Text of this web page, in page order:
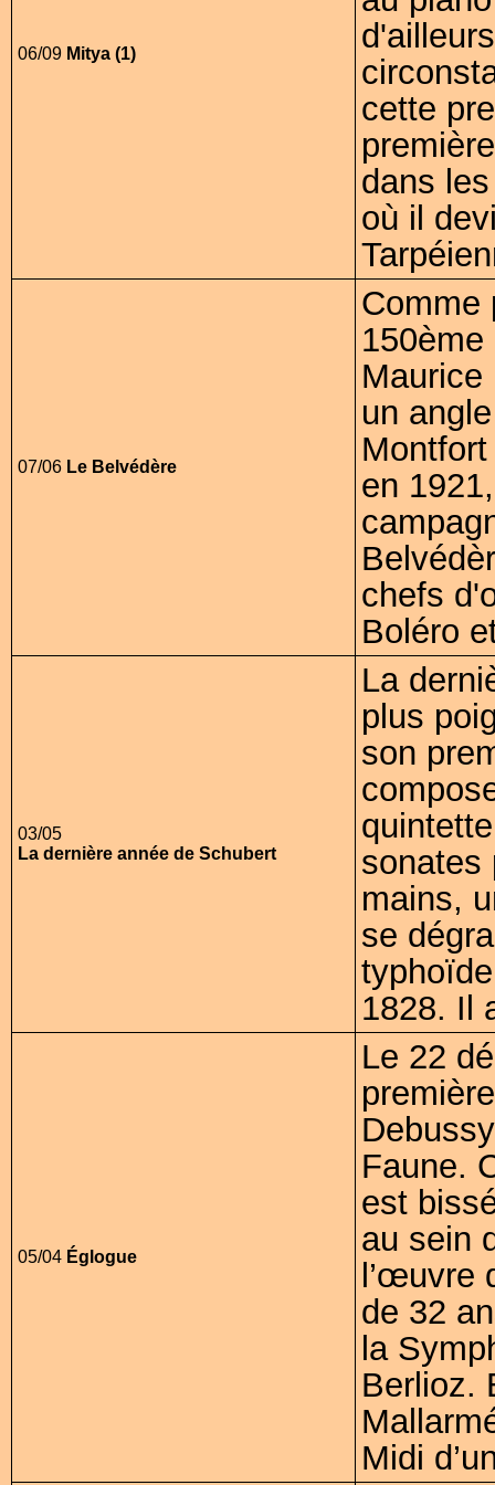
06/09 Mitya (1)
cette
dans
où il
07/06 Le Belvédère
Comme
Maurice
un
Montfort
en
chefs
Boléro
03/05
La dernière année de Schubert
La
plus
son
sonates
mains,
se
1828. Il
05/04 Églogue
Le 22
Faune.
est
au sein
l’œuvre
de 32
la
Berlioz.
Midi